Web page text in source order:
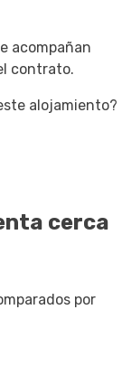
acompañan
contrato.
alojamiento?
cerca
por